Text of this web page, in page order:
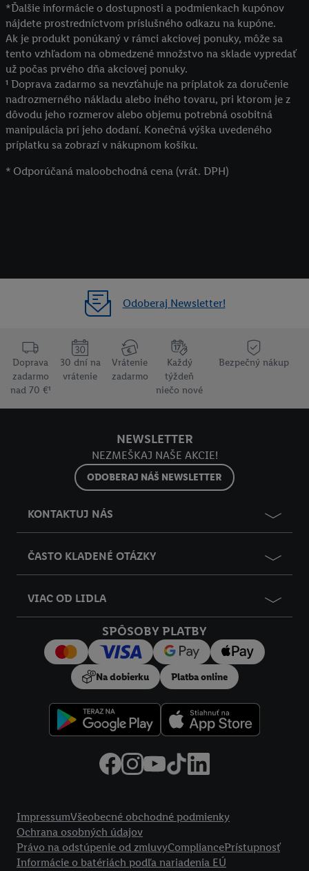
*Ďalšie informácie o dostupnosti a podmienkach kupónov
nájdete prostredníctvom príslušného odkazu na kupóne.
Ak je produkt ponúkaný v rámci akciovej ponuky, môže sa
tento vzhľadom na obmedzené množstvo na sklade vypredať
už počas prvého dňa akciovej ponuky.
¹ Doprava zadarmo sa nevzťahuje na príplatok za doručenie
nadrozmerného nákladu alebo iného tovaru, pri ktorom je z
dôvodu jeho rozmerov alebo objemu potrebná osobitná
manipulácia pri jeho dodaní. Konečná výška uvedeného
príplatku sa zobrazí v nákupnom košíku.
* Odporúčaná maloobchodná cena (vrát. DPH)
Odoberaj Newsletter!
Doprava
zadarmo
nad 70 €¹
30 dní na
vrátenie
Vrátenie
zadarmo
Každý
týždeň
niečo nové
Bezpečný nákup
NEWSLETTER
NEZMEŠKAJ NAŠE AKCIE!
ODOBERAJ NÁŠ NEWSLETTER
KONTAKTUJ NÁS
ČASTO KLADENÉ OTÁZKY
VIAC OD LIDLA
SPÔSOBY PLATBY
Na dobierku Platba online
ImpressumVšeobecné obchodné podmienky
Ochrana osobných údajov
Právo na odstúpenie od zmluvyCompliancePrístupnosť
Informácie o batériách podľa nariadenia EÚ